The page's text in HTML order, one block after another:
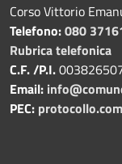
Corso Vittorio
Telefono:080
Rubrica telefonica
C.F. /P.I.
Email:
PEC: